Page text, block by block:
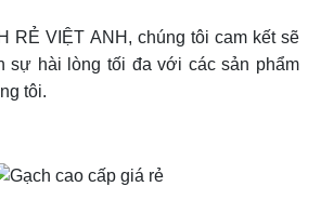
RẺ VIỆT ANH, chúng tôi cam kết sẽ
sự hài lòng tối đa với các sản phẩm
tôi.